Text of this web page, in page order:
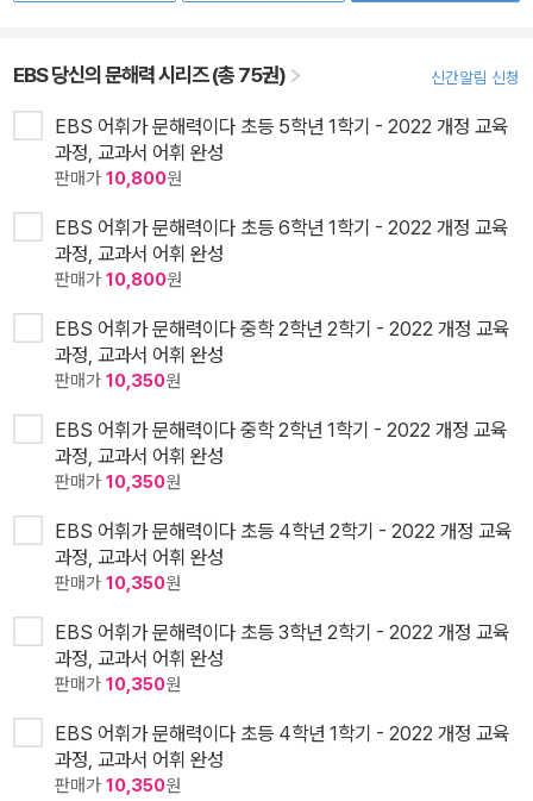
EBS 당신의 문해력 시리즈 (총 75권) 신간알림 신청
EBS 어휘가 문해력이다 초등 5학년 1학기 - 2022 개정 교육
과정, 교과서 어휘 완성
판매가 10,800원
EBS 어휘가 문해력이다 초등 6학년 1학기 - 2022 개정 교육
과정, 교과서 어휘 완성
판매가 10,800원
EBS 어휘가 문해력이다 중학 2학년 2학기 - 2022 개정 교육
과정, 교과서 어휘 완성
판매가 10,350원
EBS 어휘가 문해력이다 중학 2학년 1학기 - 2022 개정 교육
과정, 교과서 어휘 완성
판매가 10,350원
EBS 어휘가 문해력이다 초등 4학년 2학기 - 2022 개정 교육
과정, 교과서 어휘 완성
판매가 10,350원
EBS 어휘가 문해력이다 초등 3학년 2학기 - 2022 개정 교육
과정, 교과서 어휘 완성
판매가 10,350원
EBS 어휘가 문해력이다 초등 4학년 1학기 - 2022 개정 교육
과정, 교과서 어휘 완성
판매가 10,350원